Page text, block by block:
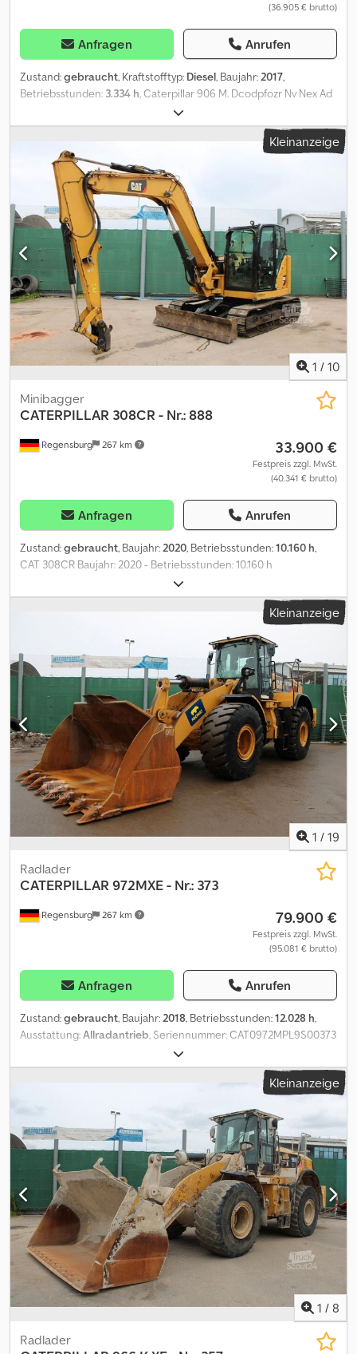
(36.905 € brutto)
Anfragen Anrufen
Zustand:gebraucht, Kraftstofftyp: Diesel, Baujahr:2017,
Betriebsstunden: 3.334 h, Caterpillar 906 M. Dcodpfozr Nv Nex Ad
Nsk Year: 2017. Hours: 3334. Weight: 5600 kg. CE Machine. 55 KW.
20 KMH. Quick hitch. 3th hydr. function. 1 hydr. bucket. 1 set forks.
Tyres: 405/70R18 80%. German Machine! ID NR: 292. The General
Terms and Conditions of Heinhuis are applicable to all adverts,
offers and quotations by Heinhuis, all agreements entered into by
Heinhuis and the negotiations preceding them. By any form of
response you accept the applicability of the General Terms and
Conditions of Heinhuis and you declare that you have taken note
of these General Terms and Conditions. Our prices are export
netto prices. = Weitere Informationen = Baujahr: 2017
Leergewicht: 5.600 kg CE-Kennzeichnung: ja =
Firmeninformationen = Für mehr Informationen:
Kleinanzeige
1 / 10
Regensburg 267 km
Minibagger
CATERPILLAR 308CR - Nr.: 888
33.900 €
Festpreis zzgl. MwSt.
(40.341 € brutto)
Anfragen Anrufen
Zustand:gebraucht, Baujahr:2020, Betriebsstunden:10.160 h,
CAT 308CR Baujahr: 2020 - Betriebsstunden: 10.160 h
Seriennummer.: CAT00308TGW800888 Gewicht: 9.000 kg
Klimaautomatik Rückraumüberwachung Kamera Sitzheizung
Radio Schwenkarm - Monoblock 3.390 mm Löffelstiel: 2.360 mm
Abstützschild: 2.290 mm Dsdpsy Tf Efefx Ad Nsck Kettenbreite: 450
mm Zentralschmieranlage Anbaugeräte: Schnellwechsler SW
Lehnhoff SW08-4 Änderungen, Zwischenverkauf und Irrtümer
sind ausdrücklich vorbehalten. Die Beschreibung dient der
allgemeinen Identifizierung des Fahrzeuges und stellt keine
Gewährleistung im kaufrechtlichen Sinne dar. Ausschlaggebend
ist die Beschreibung gemäß Kaufvertrag. Unser Angebot ist
generell ohne neue TÜV-Abnahme. Falls neue TÜV-Abnahme
erwünscht, unterbreiten wir Ihnen gerne ein Angebot unserer
Partnerwerkstätten! Fahrzeug kann mit Werbung beklebt
und/oder beschriftet sein. Es gelten unsere allgemeinen Liefer-
und Zahlungsbedingungen.
Kleinanzeige
1 / 19
Regensburg 267 km
Radlader
CATERPILLAR 972MXE - Nr.: 373
79.900 €
Festpreis zzgl. MwSt.
(95.081 € brutto)
Anfragen Anrufen
Zustand:gebraucht, Baujahr:2018, Betriebsstunden:12.028 h,
Ausstattung:Allradantrieb, Seriennummer: CAT0972MPL9S00373
Baujahr: 2018 - Betriebsstunden: 12.028 h Klimaautomatik
Standheizung Radio-CD/USB Bluetooth Waage mit Drucker -
LOADRITE Schaufel Lehnhoff - Schnittbreite 2.994 mm =
vorne 60 mm - hinten 65 mm Dodpfx Adszrq Els Njck Änderungen,
Zwischenverkauf und Irrtümer sind ausdrücklich vorbehalten. Die
Beschreibung dient der allgemeinen Identifizierung des
Fahrzeuges und stellt keine Gewährleistung im kaufrechtlichen
Sinne dar. Ausschlaggebend ist die Beschreibung gemäß
Kaufvertrag. Unser Angebot ist generell ohne neue TÜV-
Abnahme. Falls neue TÜV-Abnahme erwünscht, unterbreiten wir
Ihnen gerne ein Angebot unserer Partnerwerkstätten! Fahrzeug
kann mit Werbung beklebt und/oder beschriftet sein. Es gelten
unsere allgemeinen Liefer- und Zahlungsbedingungen.
Kleinanzeige
1 / 8
Radlader